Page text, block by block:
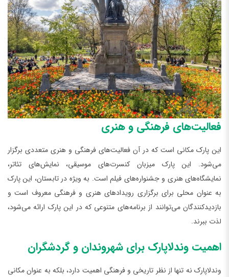
فعالیت‌های فرهنگی و هنری
این پارک مکانی است که در آن فعالیت‌های فرهنگی و هنری متعددی برگزار
می‌شود. این پارک میزبان کنسرت‌های موسیقی، نمایش‌های تئاتر،
نمایشگاه‌های هنری و جشنواره‌های فیلم است. به ویژه در تابستان، این پارک
به عنوان محلی برای برگزاری رویدادهای هنری و فرهنگی معروف است و
بازدیدکنندگان می‌توانند از برنامه‌های متنوعی که در این پارک ارائه می‌شود،
لذت ببرند.
اهمیت وندلاپارک برای شهروندان و گردشگران
وندلاپارک نه تنها از نظر تاریخی و فرهنگی اهمیت دارد، بلکه به عنوان مکانی